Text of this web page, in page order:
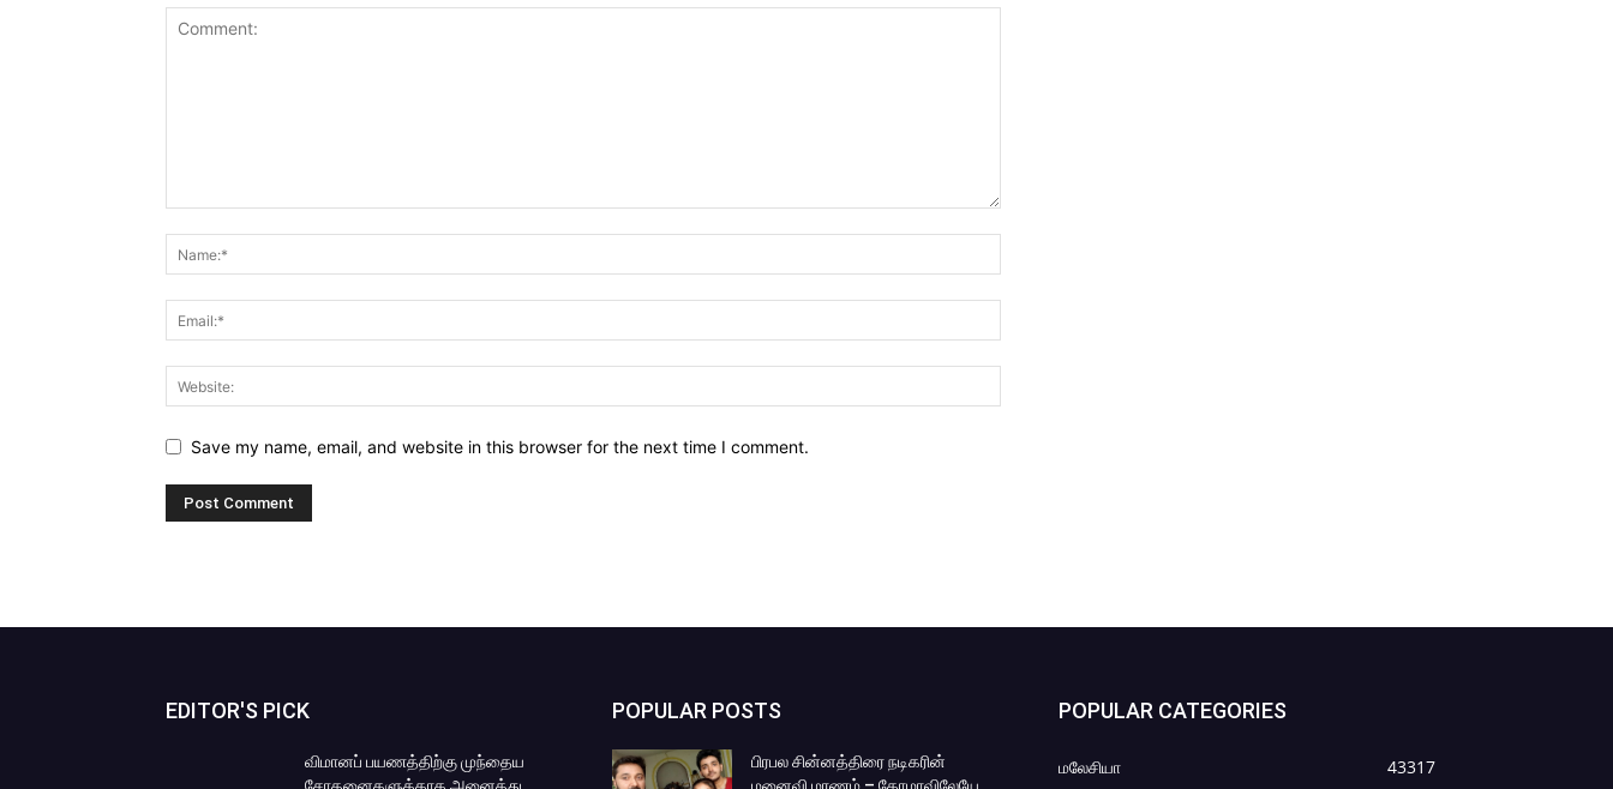
Save my name, email, and website in this browser for the next time I comment.
EDITOR'S PICK
விமானப் பயணத்திற்கு முந்தைய
POPULAR POSTS
பிரபல சின்னத்திரை நடிகரின்
POPULAR CATEGORIES
மலேசியா 43317